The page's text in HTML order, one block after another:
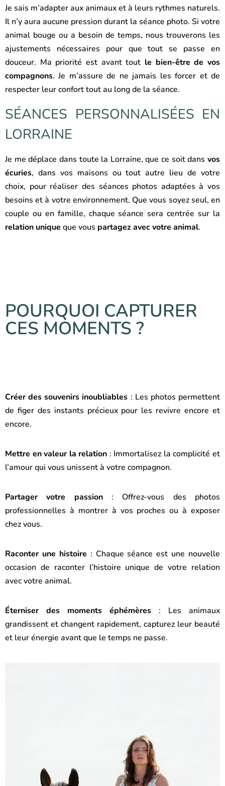
Je sais m’adapter aux animaux et à leurs rythmes naturels.
Il n’y aura aucune pression durant la séance photo. Si votre
animal bouge ou a besoin de temps, nous trouverons les
ajustements nécessaires pour que tout se passe en
douceur. Ma priorité est avant tout le bien-être de vos
compagnons. Je m’assure de ne jamais les forcer et de
respecter leur confort tout au long de la séance.
SÉANCES PERSONNALISÉES EN
LORRAINE
Je me déplace dans toute la Lorraine, que ce soit dans vos
écuries, dans vos maisons ou tout autre lieu de votre
choix, pour réaliser des séances photos adaptées à vos
besoins et à votre environnement. Que vous soyez seul, en
couple ou en famille, chaque séance sera centrée sur la
relation unique que vous partagez avec votre animal.
POURQUOI CAPTURER
CES MOMENTS ?
Créer des souvenirs inoubliables : Les photos permettent
de figer des instants précieux pour les revivre encore et
encore.
Mettre en valeur la relation : Immortalisez la complicité et
l’amour qui vous unissent à votre compagnon.
Partager votre passion: Offrez-vous des photos
professionnelles à montrer à vos proches ou à exposer
chez vous.
Raconter une histoire : Chaque séance est une nouvelle
occasion de raconter l’histoire unique de votre relation
avec votre animal.
Éterniser des moments éphémères : Les animaux
grandissent et changent rapidement, capturez leur beauté
et leur énergie avant que le temps ne passe.